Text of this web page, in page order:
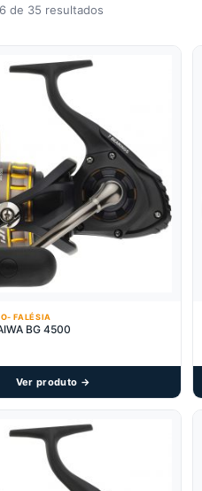
de 35 resultados
FALÉSIA
BG 4500
Ver produto →